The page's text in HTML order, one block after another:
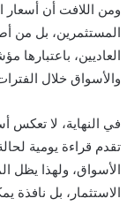
ومن اللافت أن
المستثمرين، بل من
العاديين، باعتبارها
والأسواق خلال
في النهاية، لا
تقدم قراءة يومية
الأسواق، ولهذا يظل
الاستثمار، بل نافذة